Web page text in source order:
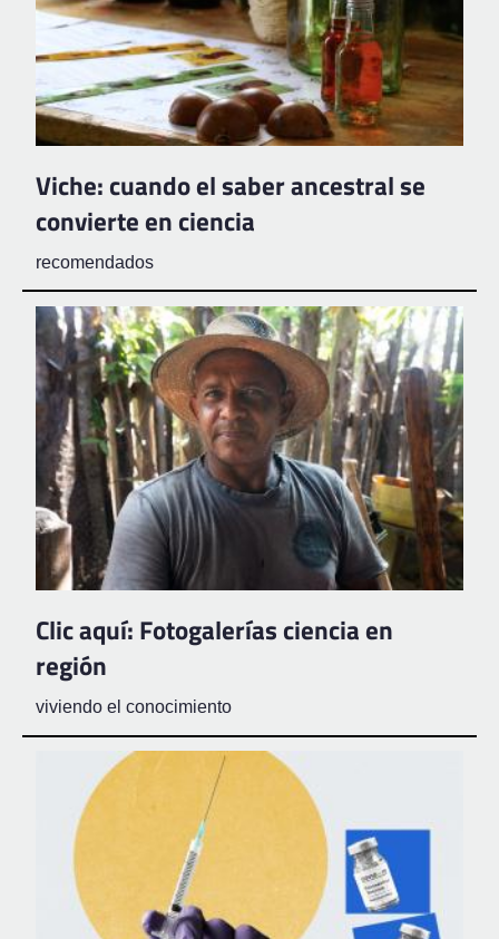
Viche: cuando el saber ancestral se
convierte en ciencia
recomendados
Clic aquí: Fotogalerías ciencia en
región
viviendo el conocimiento